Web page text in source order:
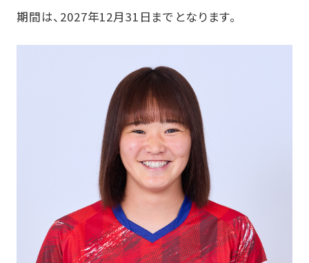
期間は、2027年12月31日までとなります。